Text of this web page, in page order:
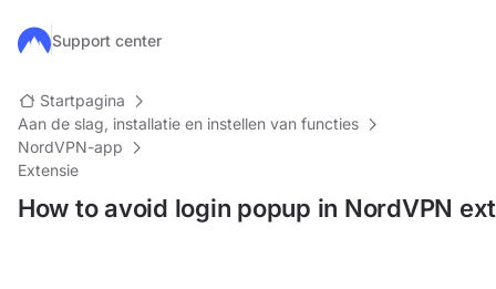
Ga naar de hoofdinhoud
Support center
Startpagina
Aan de slag, installatie en instellen van functies
NordVPN-app
Extensie
How to avoid login popup in NordVPN